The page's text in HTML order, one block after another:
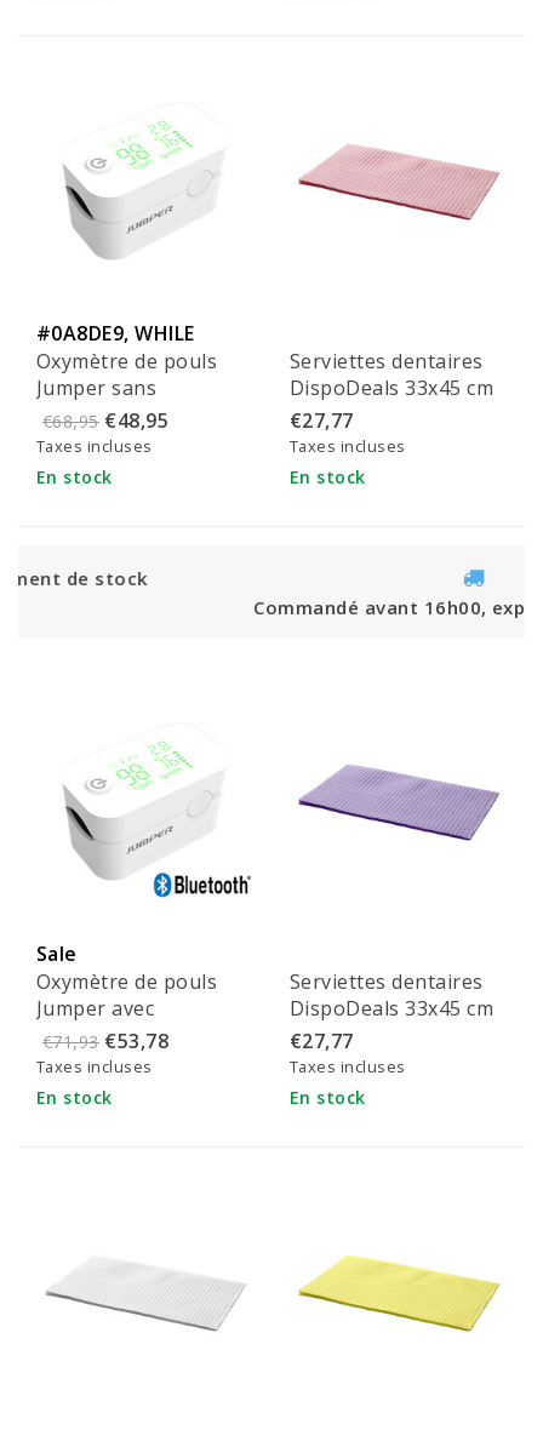
#0A8DE9, WHILE
SUPPLIES LAST!
Oxymètre de pouls
Jumper sans
Bluetooth - JPD-
500Gz
€68,95 €48,95
Taxes incluses
En stock
Serviettes dentaires
DispoDeals 33x45 cm
(3 couches) roses
€27,77
Taxes incluses
En stock
Commandé avant 16h00, expédié le jour même
Sale
Oxymètre de pouls
Jumper avec
Bluetooth - JPD-500G
€71,93 €53,78
Taxes incluses
En stock
Serviettes dentaires
DispoDeals 33x45 cm
(3 couches) violettes
€27,77
Taxes incluses
En stock